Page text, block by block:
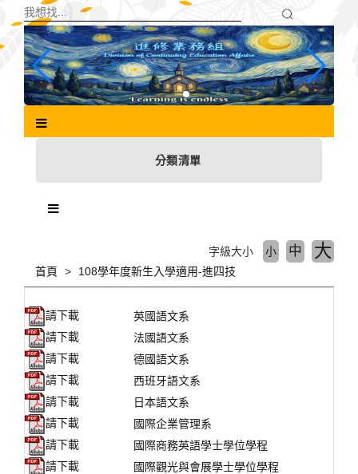
主
分類清單
首頁 108學年度新生入學適用-進四技
字級大小 小 中 大
請下載
英國語文系
請下載
法國語文系
請下載
德國語文系
請下載
西班牙語文系
請下載
日本語文系
請下載
國際企業管理系
請下載
國際商務英語學士學位學程
請下載
國際觀光與會展學士學位學程